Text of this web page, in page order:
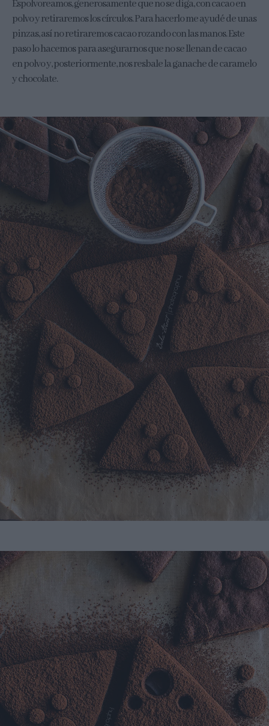
Espolvoreamos, generosamente que no se diga, con cacao en
polvo y retiraremos los círculos. Para hacerlo me ayudé de unas
pinzas, así no retiraremos cacao rozando con las manos. Este
paso lo hacemos para asegurarnos que no se llenan de cacao
en polvo y, posteriormente, nos resbale la ganache de caramelo
y chocolate.